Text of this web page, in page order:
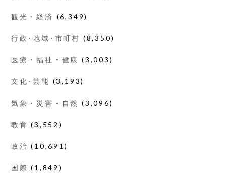
観光・経済 (6,349)
行政･地域･市町村 (8,350)
医療・福祉・健康 (3,003)
文化･芸能 (3,193)
気象・災害・自然 (3,096)
教育 (3,552)
政治 (10,691)
国際 (1,849)